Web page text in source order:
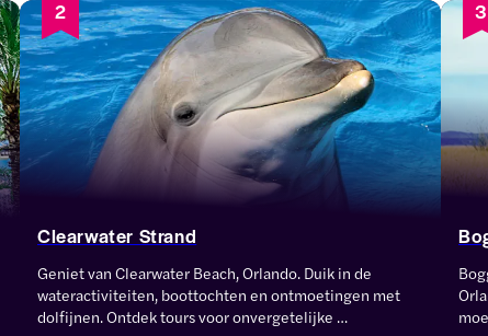
2
Clearwater Strand
Geniet van Clearwater Beach, Orlando. Duik in de
wateractiviteiten, boottochten en ontmoetingen met
dolfijnen. Ontdek tours voor onvergetelijke
3